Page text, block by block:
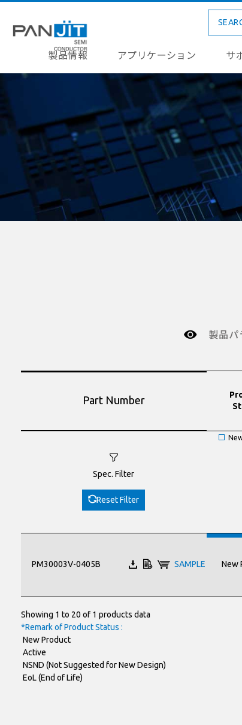
製品情報 アプリケーション サ
製品パ
Part Number
Spec. Filter
Reset Filter
PM30003V-0405B SAMPLE New
Showing 1 to 20 of 1 products data
*Remark of Product Status :
New Product
Active
NSND (Not Suggested for New Design)
EoL (End of Life)